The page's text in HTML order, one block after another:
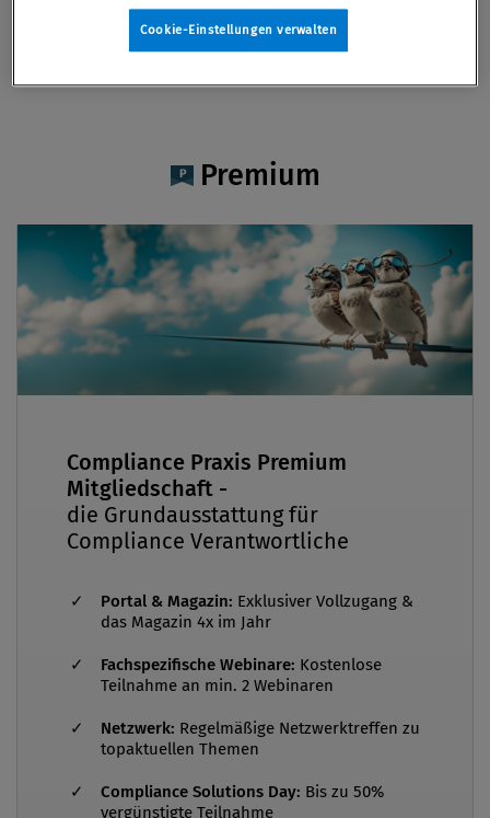
GmbH und in den Bereichen M&A und
Premium
Compliance Praxis Premium
Mitgliedschaft -
die Grundausstattung für
Compliance Verantwortliche
Portal & Magazin: Exklusiver Vollzugang &
das Magazin 4x im Jahr
Fachspezifische Webinare: Kostenlose
Teilnahme an min. 2 Webinaren
Netzwerk: Regelmäßige Netzwerktreffen zu
topaktuellen Themen
Compliance Solutions Day: Bis zu 50%
vergünstigte Teilnahme
Cookie-Einstellungen verwalten